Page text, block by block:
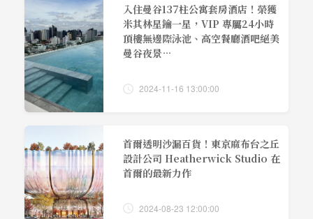
入住曼谷137柱公寓套房酒店！榮獲
米其林星鑰一星，VIP 專屬24小時
頂樓無邊際泳池、高空餐廳酒吧絕美
曼谷夜景…
2024-11-16 13:00:00
首爾透明沙漏百貨！東京麻布台之丘
設計公司 Heatherwick Studio 在
首爾的最新力作
2024-08-23 12:00:00